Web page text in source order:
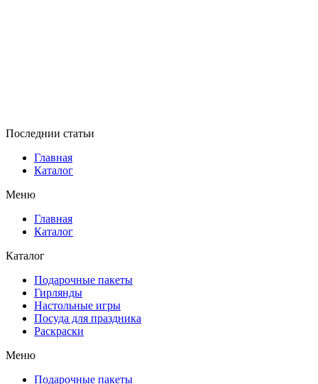
Последнии статьи
Главная
Каталог
Меню
Главная
Каталог
Каталог
Подарочные пакеты
Гирлянды
Настольные игры
Посуда для праздника
Раскраски
Меню
Подарочные пакеты